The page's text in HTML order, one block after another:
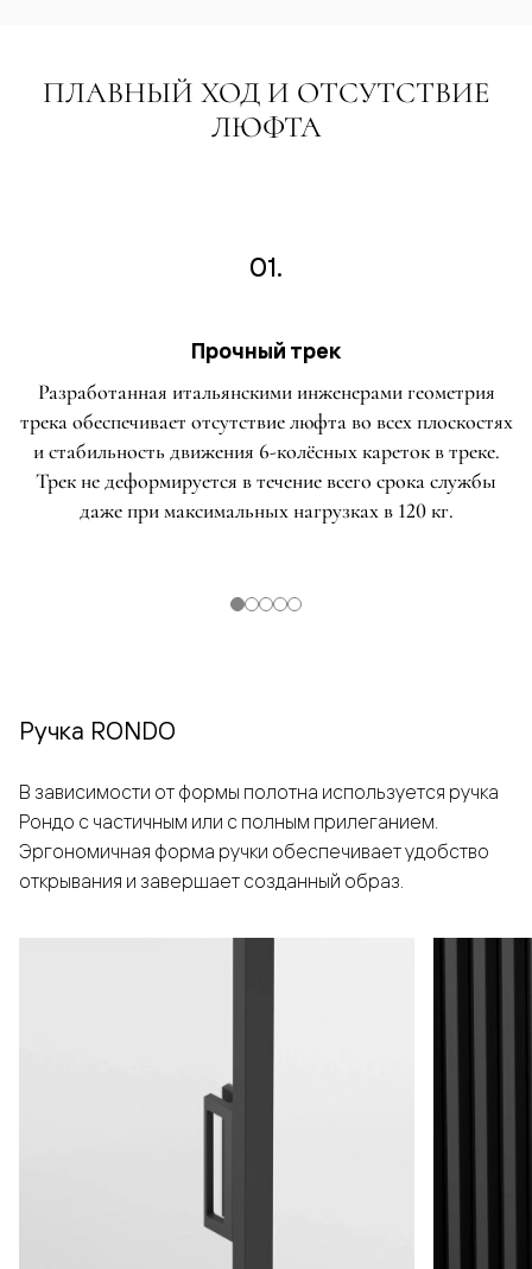
ПЛАВНЫЙ ХОД И ОТСУТСТВИЕ
ЛЮФТА
01.
Прочный трек
Разработанная итальянскими инженерами геометрия
трека обеспечивает отсутствие люфта во всех плоскостях
и стабильность движения 6-колёсных кареток в треке.
Трек не деформируется в течение всего срока службы
даже при максимальных нагрузках в 120 кг.
Ручка RONDO
В зависимости от формы полотна используется ручка
Рондо с частичным или с полным прилеганием.
Эргономичная форма ручки обеспечивает удобство
открывания и завершает созданный образ.